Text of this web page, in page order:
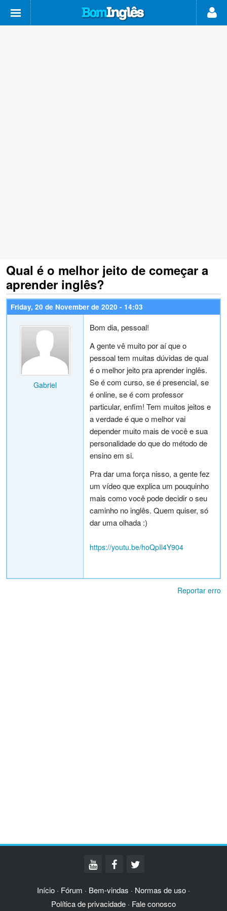
Qual é o melhor jeito de começar a
aprender inglês?
Friday, 20 de November de 2020 - 14:03
Gabriel
Bom dia, pessoal!
A gente vê muito por aí que o
pessoal tem muitas dúvidas de qual
é o melhor jeito pra aprender inglês.
Se é com curso, se é presencial, se
é online, se é com professor
particular, enfim! Tem muitos jeitos e
a verdade é que o melhor vai
depender muito mais de você e sua
personalidade do que do método de
ensino em si.
Pra dar uma força nisso, a gente fez
um vídeo que explica um pouquinho
mais como você pode decidir o seu
caminho no inglês. Quem quiser, só
dar uma olhada :)
https://youtu.be/hoQpIl4Y904
Reportar erro
Início · Fórum · Bem-vindas · Normas de uso ·
Política de privacidade · Fale conosco